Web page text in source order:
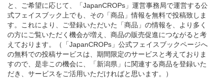
と、ご希望に応じて、「JapanCROPs」運営事務局で運営する公
式フェイスブック上でも、その「商品」情報を無料で投稿致しま
す。これにより、ご登録いただいた「商品」の情報を、より多く
の方にご覧いただく機会が増え、商品の販売促進につながると考
えております。（「JapanCROPs」公式フェイスブックページへ
の無料での投稿サービスは、期間限定のサービスと考えておりま
すので、是非この機会に、「新潟県」に関連する商品を登録いた
だき、サービスをご活用いただければと思います。）